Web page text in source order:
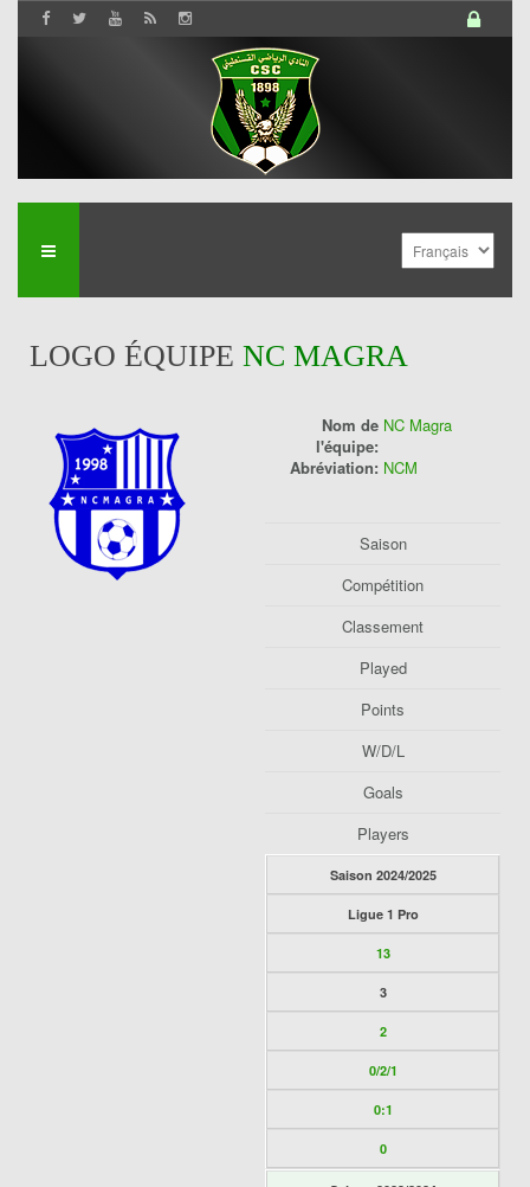
LOGO ÉQUIPE NC MAGRA
Nom de
l'équipe:
NC Magra
Abréviation: NCM
History
Saison
Compétition
Classement
Played
Points
W/D/L
Goals
Players
Saison 2024/2025
Ligue 1 Pro
13
3
2
0/2/1
0:1
0